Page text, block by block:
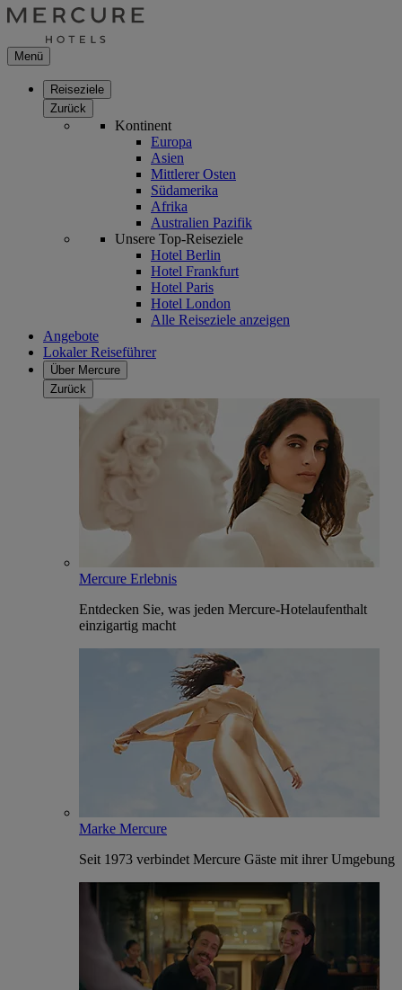
Menü
Reiseziele
Zurück
Kontinent
Europa
Asien
Mittlerer Osten
Südamerika
Afrika
Australien Pazifik
Unsere Top-Reiseziele
Hotel Berlin
Hotel Frankfurt
Hotel Paris
Hotel London
Alle Reiseziele anzeigen
Angebote
Lokaler Reiseführer
Über Mercure
Zurück
Mercure Erlebnis
Entdecken Sie, was jeden Mercure-Hotelaufenthalt
einzigartig macht
Marke Mercure
Seit 1973 verbindet Mercure Gäste mit ihrer Umgebung